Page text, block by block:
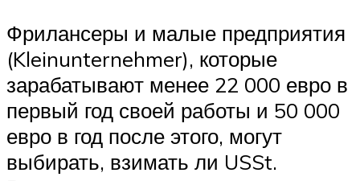
Фрилансеры и малые предприятия
(Kleinunternehmer), которые
зарабатывают менее 22 000 евро в
первый год своей работы и 50 000
евро в год после этого, могут
выбирать, взимать ли USSt.